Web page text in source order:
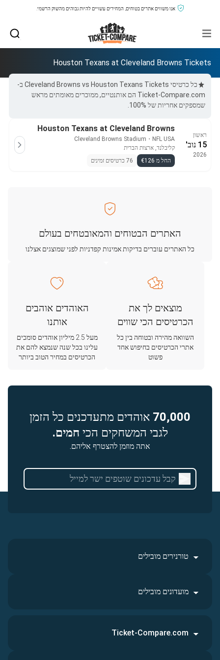
אנו משווים אתרים בטוחים, המחירים עשויים להיות גבוהים מהשוק הרשמי.
Houston Texans at Cleveland Browns Tickets
כל כרטיסי Cleveland Browns vs Houston Texans Tickets ב-
Ticket-Compare.com הם אותנטיים, ממוכרים מאומתים מראש
שמספקים אחריות של 100%.
ראשון
15 נוב'
2026
Houston Texans at Cleveland Browns
NFL USA
・
Cleveland Browns Stadium
קליבלנד, ארצות הברית
החל מ €126
76 כרטיסים זמינים
האתרים הבטוחים והמאובטחים בעולם
כל האתרים עוברים בדיקות אמינות קפדניות לפני שמוצגים אצלנו
מוצאים לך את
הכרטיסים הכי שווים
השוואה מהירה ובטוחה בין כל
אתרי הכרטיסים בחיפוש אחד
פשוט
האוהדים אוהבים
אותנו
מעל 2.5 מיליון אוהדים סומכים
עלינו בכל שנה שנמצא להם את
הכרטיסים במחיר הטוב ביותר
70,000 אוהדים מתעדכנים כל הזמן
לגבי המשחקים הכי חמים.
אתה מוזמן להצטרף אליהם.
טורנירים מובילים
מועדונים מובילים
Ticket-Compare.com